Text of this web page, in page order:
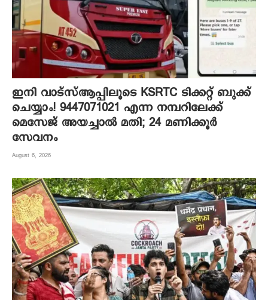
ഇനി വാട്‌സ്ആപ്പിലൂടെ KSRTC ടിക്കറ്റ് ബുക്ക്
ചെയ്യാം! 9447071021 എന്ന നമ്പറിലേക്ക്
മെസേജ് അയച്ചാൽ മതി; 24 മണിക്കൂർ
സേവനം
August 6, 2026